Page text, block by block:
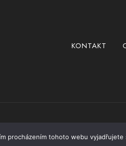
KONTAKT
procházením tohoto webu vyjadřujete